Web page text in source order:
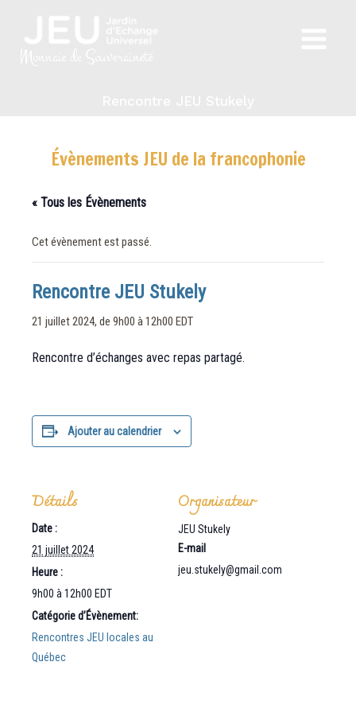
Évènements JEU de la francophonie
« Tous les Évènements
Cet évènement est passé.
Rencontre JEU Stukely
21 juillet 2024, de 9h00 à12h00 EDT
Rencontre d’échanges avec repas partagé.
Ajouter au calendrier
Détails
Date :
21 juillet 2024
Heure :
9h00 à 12h00 EDT
Catégorie d’Évènement:
Rencontres JEU locales au
Québec
Organisateur
JEU Stukely
E-mail
jeu.stukely@gmail.com